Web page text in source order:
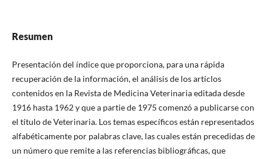
Resumen
Presentación del índice que proporciona, para una rápida
recuperación de la información, el análisis de los artíclos
contenidos en la Revista de Medicina Veterinaria editada desde
1916 hasta 1962 y que a partie de 1975 comenzó a publicarse con
el título de Veterinaria. Los temas específicos están representados
alfabéticamente por palabras clave, las cuales están precedidas de
un número que remite a las referencias bibliográficas, que